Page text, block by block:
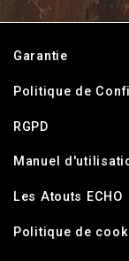
Garantie
Politique de
RGPD
Manuel
Les Atouts ECHO
Politique de